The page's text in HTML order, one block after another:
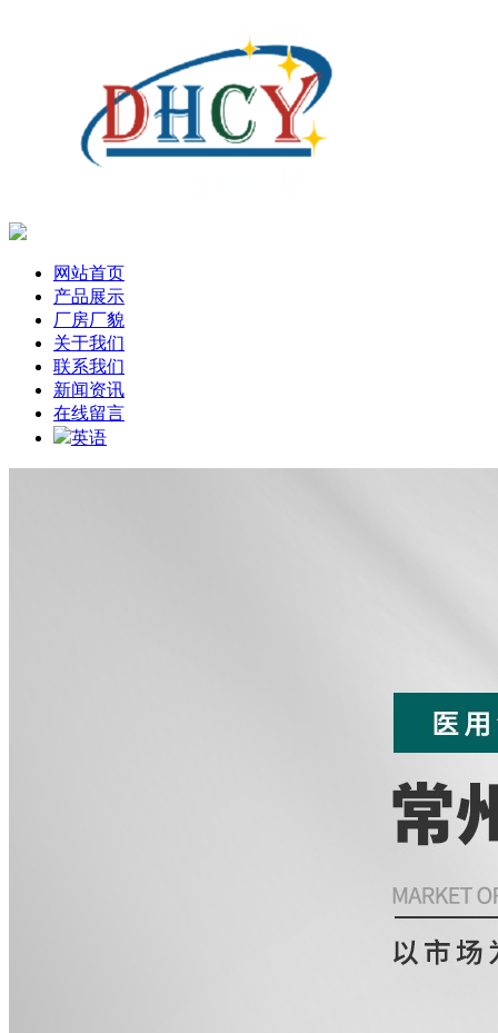
网站首页
产品展示
厂房厂貌
关于我们
联系我们
新闻资讯
在线留言
英语